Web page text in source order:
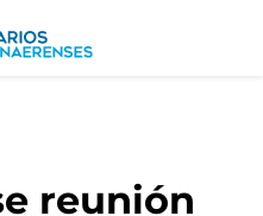
reunión